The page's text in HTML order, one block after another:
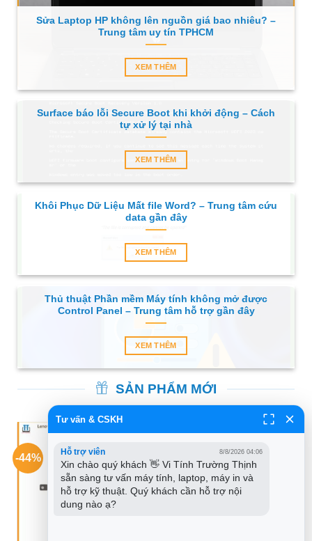
Sửa Laptop HP không lên nguồn giá bao nhiêu? –
Trung tâm uy tín TPHCM
XEM THÊM
Surface báo lỗi Secure Boot khi khởi động – Cách
tự xử lý tại nhà
XEM THÊM
Khôi Phục Dữ Liệu Mất file Word? – Trung tâm cứu
data gần đây
XEM THÊM
Thủ thuật Phần mềm Máy tính không mở được
Control Panel – Trung tâm hỗ trợ gần đây
XEM THÊM
SẢN PHẨM MỚI
-44%
Tư vấn & CSKH
Hỗ trợ viên 8/8/2026 04:06
Xin chào quý khách 👋 Vi Tính Trường Thịnh
sẵn sàng tư vấn máy tính, laptop, máy in và
hỗ trợ kỹ thuật. Quý khách cần hỗ trợ nội
dung nào ạ?